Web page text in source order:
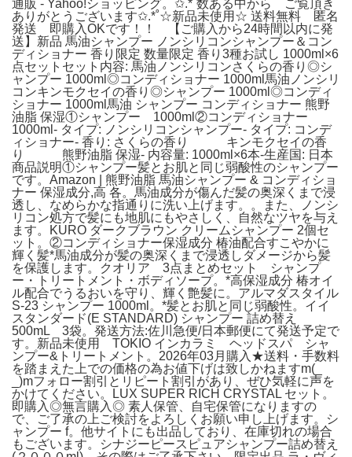
通販 - Yahoo!ショッピング。✩.*˚数ある中から ご覧頂き
ありがとうございます✩.*˚☆新品未使用☆ 送料無料 匿名
発送 即購入OKです！！ 【ご購入から24時間以内に発
送】新品 馬油シャンプー ノンシリコンシャンプー＆コン
ディショナー 香り限定 数量限定 香り3種お試し 1000ml×6
点セットセット内容: 馬油ノンシリコンさくらの香り◎シ
ャンプー 1000ml◎コンディショナー 1000ml馬油ノンシリ
コンキンモクセイの香り◎シャンプー 1000ml◎コンディ
ショナー 1000ml馬油 シャンプー コンディショナー 熊野
油脂 保湿①シャンプー 1000ml②コンディショナー
1000ml- タイプ: ノンシリコンシャンプー- タイプ: コンデ
ィショナー- 香り: さくらの香り キンモクセイの香
り 熊野油脂 保湿- 内容量: 1000ml×6本-生産国: 日本
商品説明①シャンプー髪とお肌と同じ弱酸性のシャンプー
です。Amazon | 熊野油脂 馬油シャンプー & コンディショ
ナー 保湿成分,高 各。馬油成分が傷んだ髪の奥深くまで浸
透し、なめらかな指通りに洗い上げます。。また、ノンシ
リコン処方で髪にも地肌にもやさしく、自然なツヤを与え
ます。KURO ダークブラウン クリームシャンプー 2個セ
ット。②コンディショナー保湿成分 椿油配合すこやかに
輝く髪*馬油成分が髪の奥深くまで浸透しダメージから髪
を保護します。クオリア 3点まとめセット シャンプ
ー・トリートメント・ボディソープ。*高保湿成分 椿オイ
ル配合でうるおいを守り、輝く艶髪に。アルマダスタイル
S-23 シャンプー 1000ml。*髪とお肌と同じ弱酸性。イイ
スタンダード(E STANDARD) シャンプー 詰め替え
500mL 3袋。発送方法:佐川急便/日本郵便にて発送予定で
す。新品未使用 TOKIO インカラミ ヘッドスパ シャ
ンプー&トリートメント。2026年03月購入★送料・手数料
を踏まえた上での価格の為お値下げは致しかねますm(_
_)mフォロー割引とリピート割引があり、ぜひ気軽に声を
かけてください。LUX SUPER RICH CRYSTAL セット。
即購入◎無言購入◎ 素人保管、自宅保管になりますの
で、ご了承の上ご検討をよろしくお願い申し上げます。シ
ャンプー f。他サイトにも出品しており、在庫切れの場合
もございます。シナジーピースピュアシャンプー詰め替え